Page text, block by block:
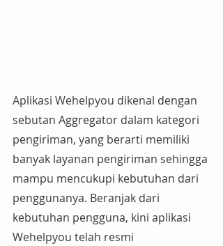
Aplikasi Wehelpyou dikenal dengan
sebutan Aggregator dalam kategori
pengiriman, yang berarti memiliki
banyak layanan pengiriman sehingga
mampu mencukupi kebutuhan dari
penggunanya. Beranjak dari
kebutuhan pengguna, kini aplikasi
Wehelpyou telah resmi